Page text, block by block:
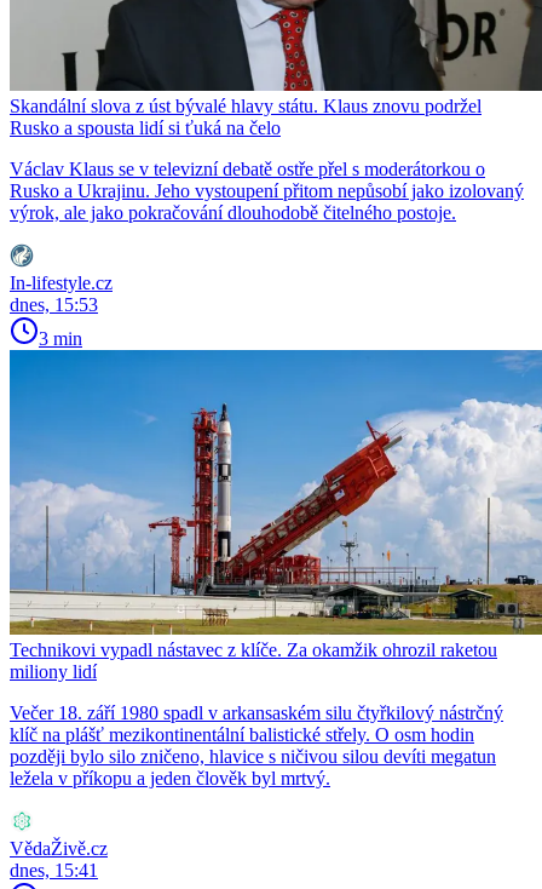
Skandální slova z úst bývalé hlavy státu. Klaus znovu podržel
Rusko a spousta lidí si ťuká na čelo
Václav Klaus se v televizní debatě ostře přel s moderátorkou o
Rusko a Ukrajinu. Jeho vystoupení přitom nepůsobí jako izolovaný
výrok, ale jako pokračování dlouhodobě čitelného postoje.
In-lifestyle.cz
dnes, 15:53
3 min
Technikovi vypadl nástavec z klíče. Za okamžik ohrozil raketou
miliony lidí
Večer 18. září 1980 spadl v arkansaském silu čtyřkilový nástrčný
klíč na plášť mezikontinentální balistické střely. O osm hodin
později bylo silo zničeno, hlavice s ničivou silou devíti megatun
ležela v příkopu a jeden člověk byl mrtvý.
VědaŽivě.cz
dnes, 15:41